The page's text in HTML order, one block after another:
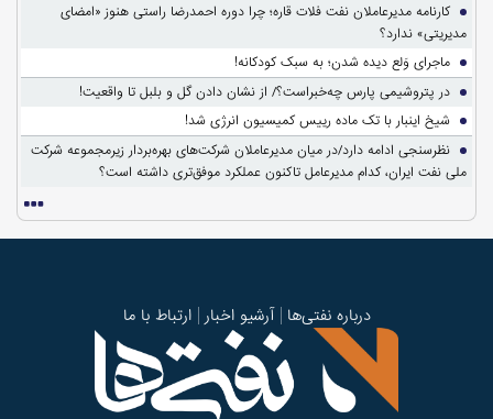
کارنامه مدیرعاملان نفت فلات قاره؛ چرا دوره احمدرضا راستی هنوز «امضای
مدیریتی» ندارد؟
ماجرای وَلع دیده شدن؛ به سبک کودکانه!
در پتروشیمی پارس چه‌خبراست؟/ از نشان دادن گل و بلبل تا واقعیت!
شیخ اینبار با تک ماده رییس کمیسیون انرژی شد!
نظرسنجی ادامه دارد/در میان مدیرعاملان شرکت‌های بهره‌بردار زیرمجموعه شرکت
ملی نفت ایران، کدام مدیرعامل تاکنون عملکرد موفق‌تری داشته است؟
درباره نفتی‌ها آرشیو اخبار ارتباط با ما